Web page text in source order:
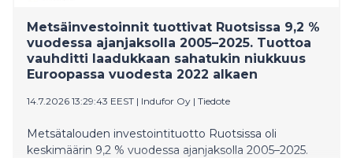
Metsäinvestoinnit tuottivat Ruotsissa 9,2 %
vuodessa ajanjaksolla 2005–2025. Tuottoa
vauhditti laadukkaan sahatukin niukkuus
Euroopassa vuodesta 2022 alkaen
14.7.2026 13:29:43 EEST | Indufor Oy | Tiedote
Metsätalouden investointituotto Ruotsissa oli
keskimäärin 9,2 % vuodessa ajanjaksolla 2005–2025.